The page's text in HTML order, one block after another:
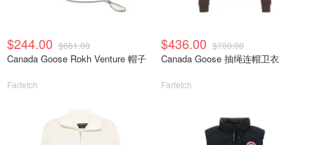
$244.00 $661.00
Canada Goose Rokh Venture 帽子
Farfetch
$436.00 $700.00
Canada Goose 抽绳连帽卫衣
Farfetch